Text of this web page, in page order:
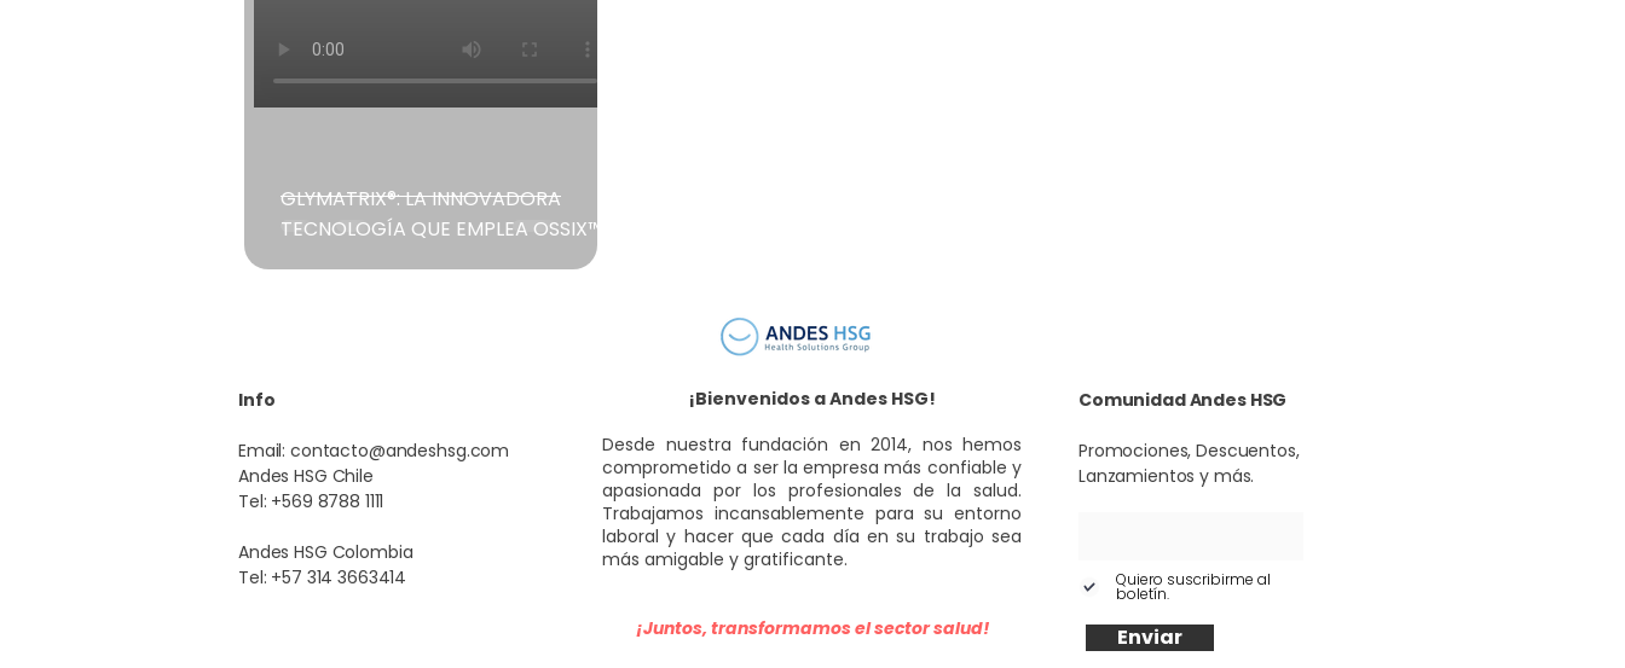
GLYMATRIX®: LA INNOVADORA
TECNOLOGÍA QUE EMPLEA OSSIX™
Info
Email:contacto@andeshsg.com
Andes HSG Chile
Tel: +569 8788 1111
Andes HSG Colombia
Tel: +57 314 3663414
¡Bienvenidos a Andes HSG!
Desde nuestra fundación en 2014, nos hemos
comprometido a ser la empresa más confiable y
apasionada por los profesionales de la salud.
Trabajamos incansablemente para su entorno
laboral y hacer que cada día en su trabajo sea
más amigable y gratificante.
¡Juntos, transformamos el sector salud!
Comunidad Andes HSG
Promociones, Descuentos,
Lanzamientos y más.
Quiero suscribirme al
boletín.
Enviar